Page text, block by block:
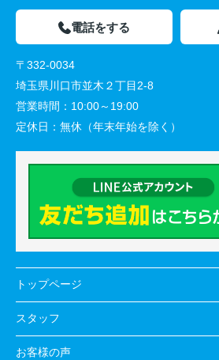
電話をする
〒332-0034
埼玉県川口市並木２丁目2-8
営業時間： 10:00～19:00
定休日： 無休（年末年始を除く）
トップページ
スタッフ
お客様の声